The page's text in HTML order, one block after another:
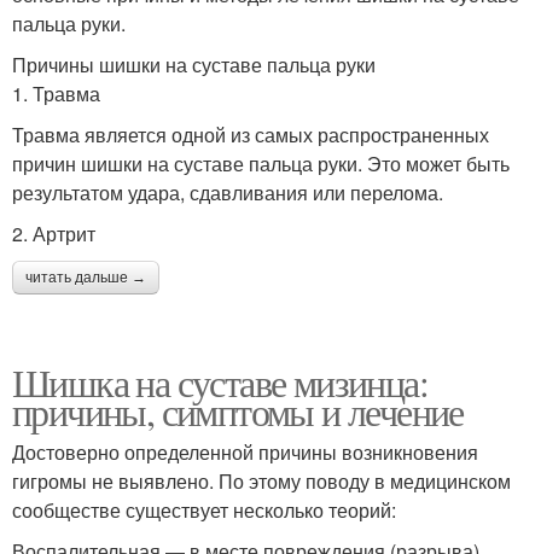
пальца руки.
Причины шишки на суставе пальца руки
1. Травма
Травма является одной из самых распространенных
причин шишки на суставе пальца руки. Это может быть
результатом удара, сдавливания или перелома.
2. Артрит
читать дальше →
Шишка на суставе мизинца:
причины, симптомы и лечение
Достоверно определенной причины возникновения
гигромы не выявлено. По этому поводу в медицинском
сообществе существует несколько теорий: